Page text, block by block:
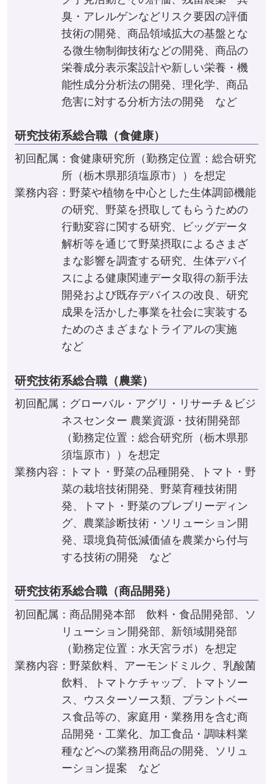
臭・アレルゲンなどリスク要因の評価
技術の開発、商品領域拡大の基盤とな
る微生物制御技術などの開発、商品の
栄養成分表示案設計や新しい栄養・機
能性成分分析法の開発、理化学、商品
危害に対する分析方法の開発 など
研究技術系総合職（食健康）
初回配属：食健康研究所（勤務定位置：総合研究
所（栃木県那須塩原市））を想定
業務内容：野菜や植物を中心とした生体調節機能
の研究、野菜を摂取してもらうための
行動変容に関する研究、ビッグデータ
解析等を通じて野菜摂取によるさまざ
まな影響を調査する研究、生体デバイ
スによる健康関連データ取得の新手法
開発および既存デバイスの改良、研究
成果を活かした事業を社会に実装する
ためのさまざまなトライアルの実施
など
研究技術系総合職（農業）
初回配属：グローバル・アグリ・リサーチ＆ビジ
ネスセンター 農業資源・技術開発部
（勤務定位置：総合研究所（栃木県那
須塩原市））を想定
業務内容：トマト・野菜の品種開発、トマト・野
菜の栽培技術開発、野菜育種技術開
発、トマト・野菜のプレブリーディン
グ、農業診断技術・ソリューション開
発、環境負荷低減価値を農業から付与
する技術の開発 など
研究技術系総合職（商品開発）
初回配属：商品開発本部 飲料・食品開発部、ソ
リューション開発部、新領域開発部
（勤務定位置：水天宮ラボ）を想定
業務内容：野菜飲料、アーモンドミルク、乳酸菌
飲料、トマトケチャップ、トマトソー
ス、ウスターソース類、プラントベー
ス食品等の、家庭用・業務用を含む商
品開発・工業化、加工食品・調味料業
種などへの業務用商品の開発、ソリュ
ーション提案 など